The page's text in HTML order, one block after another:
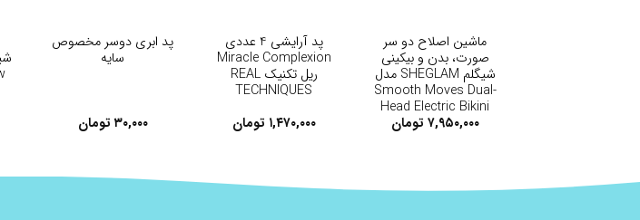
ماشین اصلاح دو سر
صورت، بدن و بیکینی
شیگلم SHEGLAM مدل
Smooth Moves Dual-
Head Electric Bikini
Trimmer
۷,۹۵۰,۰۰۰ تومان
پد آرایشی 4 عددی
Miracle Complexion
ریل تکنیک REAL
TECHNIQUES
۱,۴۷۰,۰۰۰ تومان
پد ابری دوسر مخصوص
سایه
۳۰,۰۰۰ تومان